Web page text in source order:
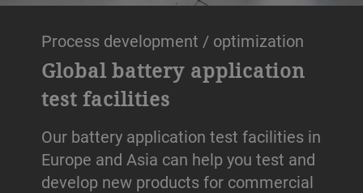
Process development / optimization
Global battery application
test facilities
Our battery application test facilities in
Europe and Asia can help you test and
develop new products for commercial